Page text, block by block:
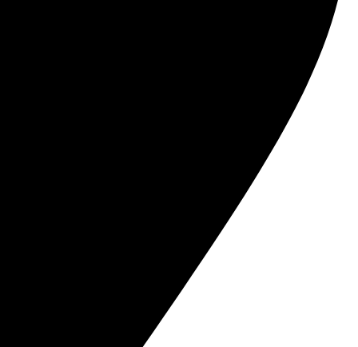
защите от 5 000 ₽.
на e-mail.